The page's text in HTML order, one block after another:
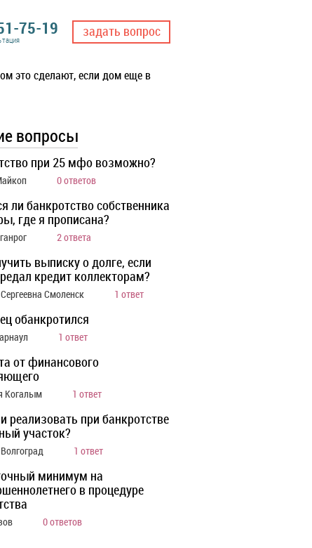
75-19 задать вопрос
это сделают, если дом еще в
вопросы
при 25 мфо возможно?
0 ответов
ли банкротство собственника
где я прописана?
2 ответа
выписку о долге, если
кредит коллекторам?
Смоленск 1 ответ
обанкротился
1 ответ
от финансового
Когалым 1 ответ
реализовать при банкротстве
участок?
1 ответ
минимум на
в процедуре
0 ответов